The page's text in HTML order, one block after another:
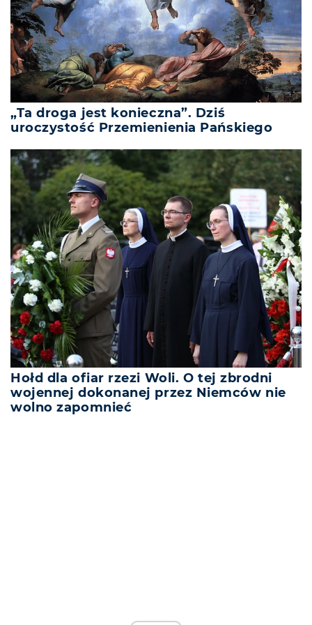
„Ta droga jest konieczna”. Dziś
uroczystość Przemienienia Pańskiego
Hołd dla ofiar rzezi Woli. O tej zbrodni
wojennej dokonanej przez Niemców nie
wolno zapomnieć